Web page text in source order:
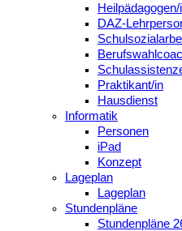
DAZ-
Praktikant/in
Hausdienst
Informatik
Personen
iPad
Konzept
Lageplan
Lageplan
Stundenpläne
Stundenpläne